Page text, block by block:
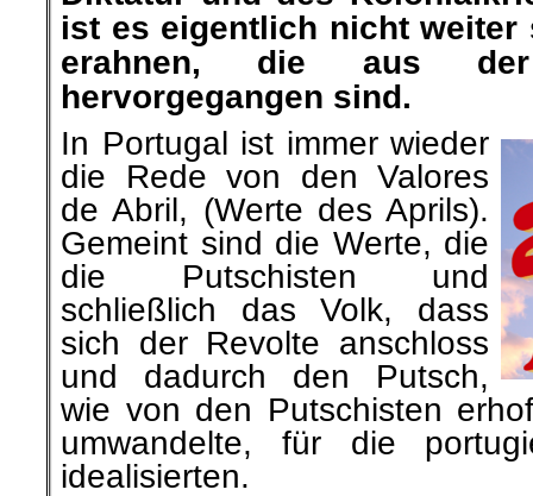
ist es eigentlich nicht weiter
erahnen, die aus der
hervorgegangen sind.
In Portugal ist immer wieder
die Rede von den Valores
de Abril, (Werte des Aprils).
Gemeint sind die Werte, die
die Putschisten und
schließlich das Volk, dass
sich der Revolte anschloss
und dadurch den Putsch,
wie von den Putschisten
umwandelte, für die
idealisierten.